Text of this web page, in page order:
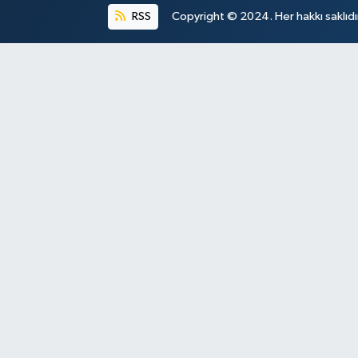
RSS Copyright © 2024. Her hakkı